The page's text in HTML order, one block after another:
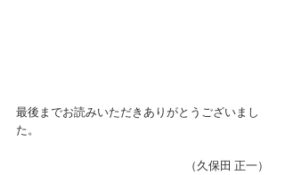
最後までお読みいただきありがとうございまし
た。
（久保田 正一）